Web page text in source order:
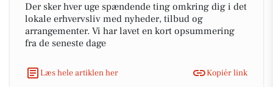
Der sker hver uge spændende ting omkring dig i det
lokale erhvervsliv med nyheder, tilbud og
arrangementer. Vi har lavet en kort opsummering
fra de seneste dage
Læs hele artiklen her Kopiér link